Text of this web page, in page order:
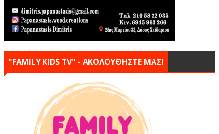
"FAMILY KIDS TV" - ΑΚΟΛΟΥΘΗΣΤΕ ΜΑΣ!